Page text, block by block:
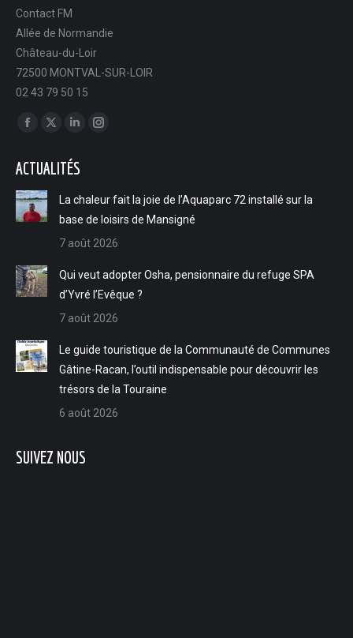
Contact FM
Allée de Normandie
Château-du-Loir
72500 MONTVAL-SUR-LOIR
02 43 79 50 15
Trouvez nous sur :
Facebook
opens
in
new
X
opens
new
LinkedIn
opens
in
new
Instagram
new
ACTUALITÉS
La chaleur fait la joie de l’Aquaparc 72 installé sur la
base de loisirs de Mansigné
7 août 2026
Qui veut adopter Osha, pensionnaire du refuge SPA
d’Yvré l’Evêque ?
7 août 2026
Le guide touristique de la Communauté de Communes
Gâtine-Racan, l’outil indispensable pour découvrir les
trésors de la Touraine
6 août 2026
SUIVEZ NOUS